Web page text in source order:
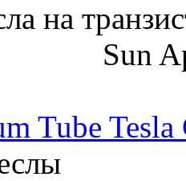
на
Sun
Tube